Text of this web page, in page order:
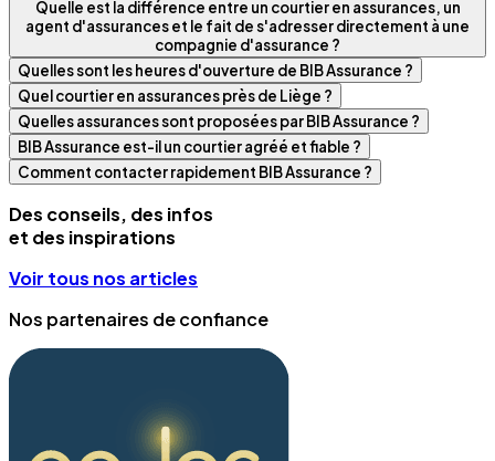
Quelle est la différence entre un courtier en assurances, un
agent d'assurances et le fait de s'adresser directement à une
compagnie d'assurance ?
Quelles sont les heures d'ouverture de BIB Assurance ?
Quel courtier en assurances près de Liège ?
Quelles assurances sont proposées par BIB Assurance ?
BIB Assurance est-il un courtier agréé et fiable ?
Comment contacter rapidement BIB Assurance ?
Des conseils, des infos
et des inspirations
Voir tous nos articles
Nos partenaires de confiance